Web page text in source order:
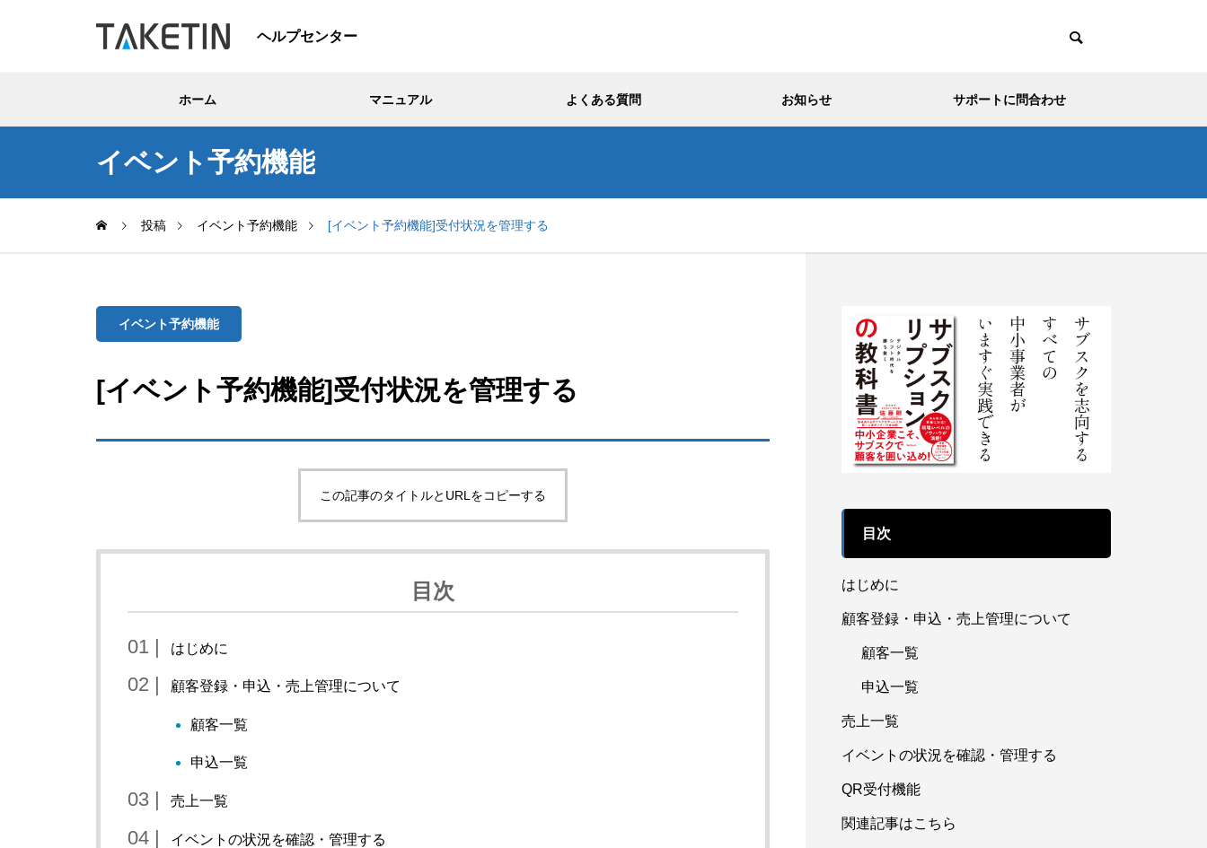
ヘルプセンター
ホーム マニュアル よくある質問 お知らせ サポートに問合わせ
イベント予約機能
投稿 イベント予約機能 [イベント予約機能]受付状況を管理する
イベント予約機能
[イベント予約機能]受付状況を管理する
この記事のタイトルとURLをコピーする
目次
はじめに
顧客登録・申込・売上管理について
顧客一覧
申込一覧
売上一覧
イベントの状況を確認・管理する
目次
はじめに
顧客登録・申込・売上管理について
顧客一覧
申込一覧
売上一覧
イベントの状況を確認・管理する
QR受付機能
関連記事はこちら